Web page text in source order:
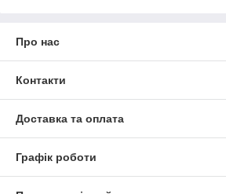
Про нас
Контакти
Доставка та оплата
Графік роботи